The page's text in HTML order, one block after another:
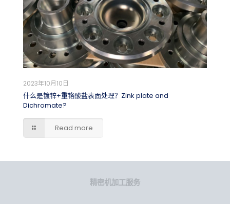
2023年10月10日
什么是镀锌+重铬酸盐表面处理？Zink plate and
Dichromate?
Read more
精密机加工服务